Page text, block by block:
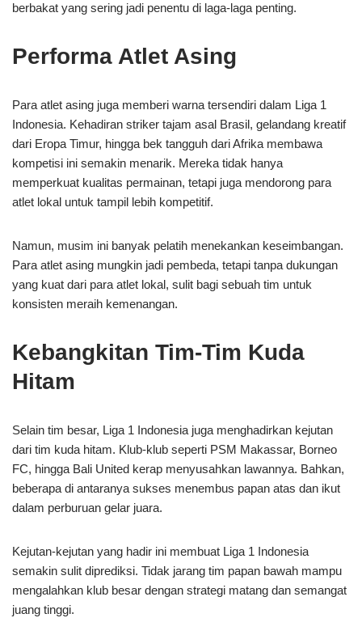
berbakat yang sering jadi penentu di laga-laga penting.
Performa Atlet Asing
Para atlet asing juga memberi warna tersendiri dalam Liga 1
Indonesia. Kehadiran striker tajam asal Brasil, gelandang kreatif
dari Eropa Timur, hingga bek tangguh dari Afrika membawa
kompetisi ini semakin menarik. Mereka tidak hanya
memperkuat kualitas permainan, tetapi juga mendorong para
atlet lokal untuk tampil lebih kompetitif.
Namun, musim ini banyak pelatih menekankan keseimbangan.
Para atlet asing mungkin jadi pembeda, tetapi tanpa dukungan
yang kuat dari para atlet lokal, sulit bagi sebuah tim untuk
konsisten meraih kemenangan.
Kebangkitan Tim-Tim Kuda
Hitam
Selain tim besar, Liga 1 Indonesia juga menghadirkan kejutan
dari tim kuda hitam. Klub-klub seperti PSM Makassar, Borneo
FC, hingga Bali United kerap menyusahkan lawannya. Bahkan,
beberapa di antaranya sukses menembus papan atas dan ikut
dalam perburuan gelar juara.
Kejutan-kejutan yang hadir ini membuat Liga 1 Indonesia
semakin sulit diprediksi. Tidak jarang tim papan bawah mampu
mengalahkan klub besar dengan strategi matang dan semangat
juang tinggi.